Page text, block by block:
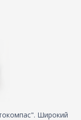
Широкий